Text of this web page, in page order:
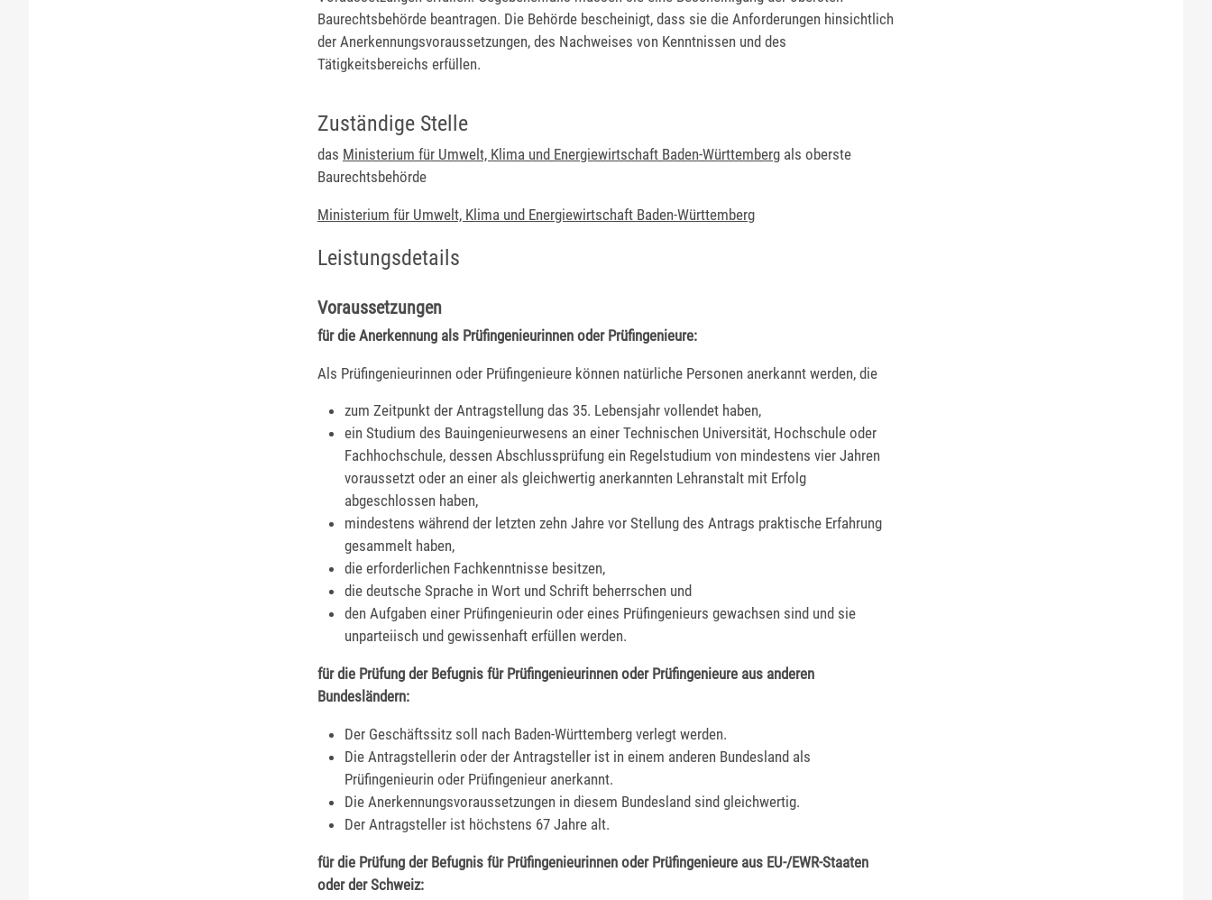
Baurechtsbehörde beantragen. Die Behörde bescheinigt, dass sie die Anforderungen hinsichtlich
der Anerkennungsvoraussetzungen, des Nachweises von Kenntnissen und des
Tätigkeitsbereichs erfüllen.
Zuständige Stelle
das Ministerium für Umwelt, Klima und Energiewirtschaft Baden-Württemberg als oberste
Baurechtsbehörde
Ministerium für Umwelt, Klima und Energiewirtschaft Baden-Württemberg
Leistungsdetails
Voraussetzungen
für die Anerkennung als Prüfingenieurinnen oder Prüfingenieure:
Als Prüfingenieurinnen oder Prüfingenieure können natürliche Personen anerkannt werden, die
zum Zeitpunkt der Antragstellung das 35. Lebensjahr vollendet haben,
ein Studium des Bauingenieurwesens an einer Technischen Universität, Hochschule oder
Fachhochschule, dessen Abschlussprüfung ein Regelstudium von mindestens vier Jahren
voraussetzt oder an einer als gleichwertig anerkannten Lehranstalt mit Erfolg
abgeschlossen haben,
mindestens während der letzten zehn Jahre vor Stellung des Antrags praktische Erfahrung
gesammelt haben,
die erforderlichen Fachkenntnisse besitzen,
die deutsche Sprache in Wort und Schrift beherrschen und
den Aufgaben einer Prüfingenieurin oder eines Prüfingenieurs gewachsen sind und sie
unparteiisch und gewissenhaft erfüllen werden.
für die Prüfung der Befugnis für Prüfingenieurinnen oder Prüfingenieure aus anderen
Bundesländern:
Der Geschäftssitz soll nach Baden-Württemberg verlegt werden.
Die Antragstellerin oder der Antragsteller ist in einem anderen Bundesland als
Prüfingenieurin oder Prüfingenieur anerkannt.
Die Anerkennungsvoraussetzungen in diesem Bundesland sind gleichwertig.
Der Antragsteller ist höchstens 67 Jahre alt.
für die Prüfung der Befugnis für Prüfingenieurinnen oder Prüfingenieure aus EU-/EWR-Staaten
oder der Schweiz: